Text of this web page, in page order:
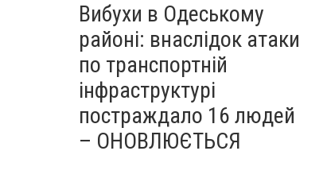
Вибухи в Одеському
районі: внаслідок атаки
по транспортній
інфраструктурі
постраждало 16 людей
– ОНОВЛЮЄТЬСЯ